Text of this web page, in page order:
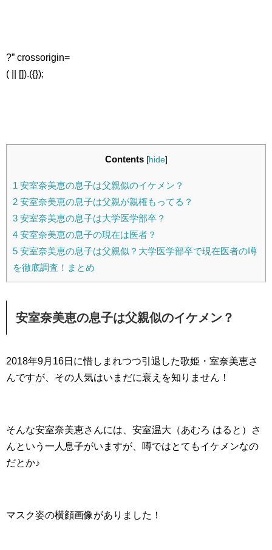
?” crossorigin=
( || []).({});
Contents [hide]
1 安室奈美恵の息子は父親似のイケメン？
2 安室奈美恵の息子は父親が親権もってる？
3 安室奈美恵の息子は大学医学部卒？
4 安室奈美恵の息子の現在は医者？
5 安室奈美恵の息子は父親似？大学医学部卒で現在医者の噂
を徹底調査！まとめ
安室奈美恵の息子は父親似のイケメン？
2018年9月16日に惜しまれつつ引退した歌姫・室奈美恵さ
んですが、その人気はいまだに衰えを知りません！
そんな安室奈美恵さんには、安室温大（あむろ はると）さ
んという一人息子がいますが、噂ではとてもイケメンなの
だとか♪
マスク姿の横顔画像がありました！